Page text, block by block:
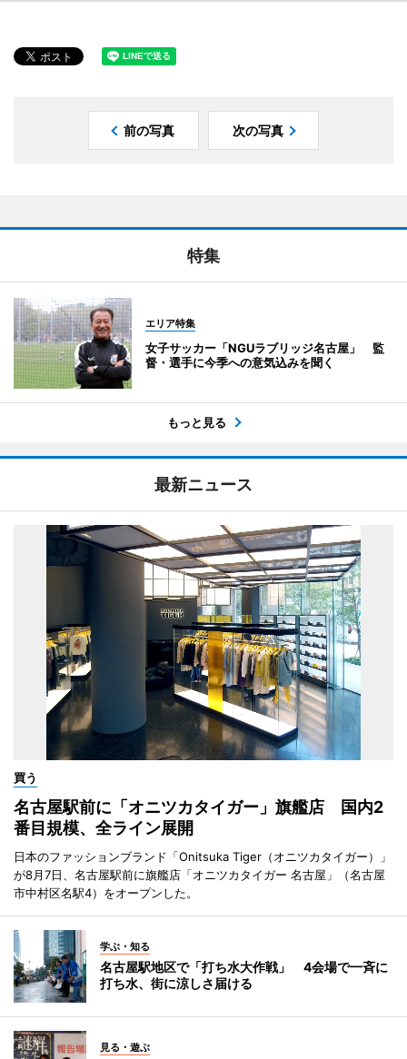
前の写真 次の写真
特集
エリア特集
女子サッカー「NGUラブリッジ名古屋」 監
督・選手に今季への意気込みを聞く
もっと見る
最新ニュース
買う
名古屋駅前に「オニツカタイガー」旗艦店 国内2
番目規模、全ライン展開
日本のファッションブランド「Onitsuka Tiger（オニツカタイガー）」
が8月7日、名古屋駅前に旗艦店「オニツカタイガー 名古屋」（名古屋
市中村区名駅4）をオープンした。
学ぶ・知る
名古屋駅地区で「打ち水大作戦」 4会場で一斉に
打ち水、街に涼しさ届ける
見る・遊ぶ